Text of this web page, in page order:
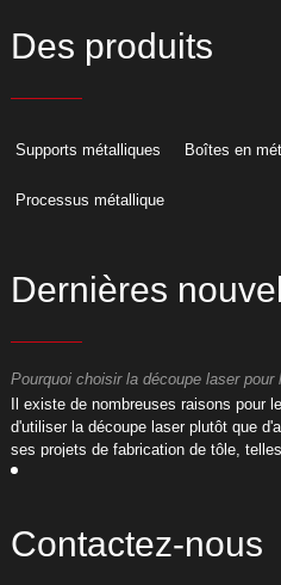
Des produits
Supports métalliques Boîtes en
Processus métallique
Dernières
Pourquoi choisir la découpe laser
​Il existe de nombreuses raisons pour
d'utiliser la découpe laser plutôt que
ses projets de fabrication de tôle,
Contactez-nous